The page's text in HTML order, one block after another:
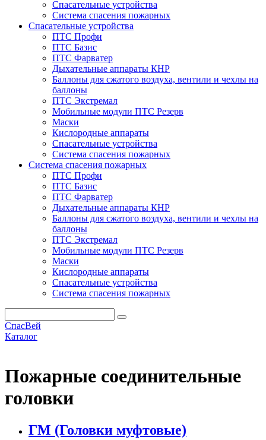
Спасательные устройства
Система спасения пожарных
Спасательные устройства
ПТС Профи
ПТС Базис
ПТС Фарватер
Дыхательные аппараты КНР
Баллоны для сжатого воздуха, вентили и чехлы на
баллоны
ПТС Экстремал
Мобильные модули ПТС Резерв
Маски
Кислородные аппараты
Спасательные устройства
Система спасения пожарных
Система спасения пожарных
ПТС Профи
ПТС Базис
ПТС Фарватер
Дыхательные аппараты КНР
Баллоны для сжатого воздуха, вентили и чехлы на
баллоны
ПТС Экстремал
Мобильные модули ПТС Резерв
Маски
Кислородные аппараты
Спасательные устройства
Система спасения пожарных
СпасВей
Каталог
Пожарные соединительные
головки
ГМ (Головки муфтовые)